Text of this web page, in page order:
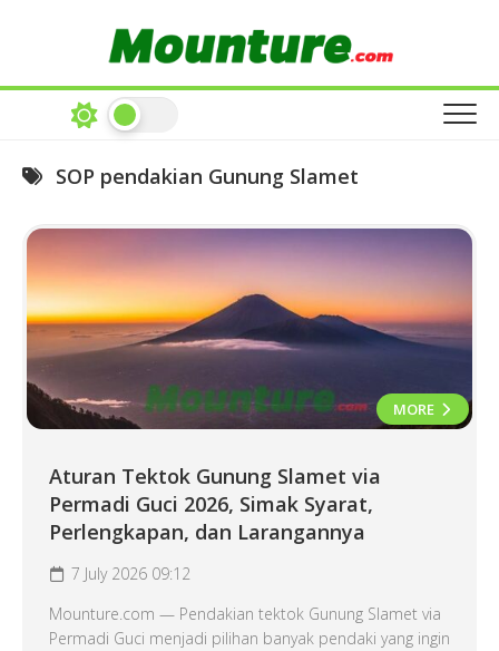
SOP pendakian Gunung Slamet
MORE
Aturan Tektok Gunung Slamet via
Permadi Guci 2026, Simak Syarat,
Perlengkapan, dan Larangannya
7 July 2026 09:12
Mounture.com — Pendakian tektok Gunung Slamet via
Permadi Guci menjadi pilihan banyak pendaki yang ingin